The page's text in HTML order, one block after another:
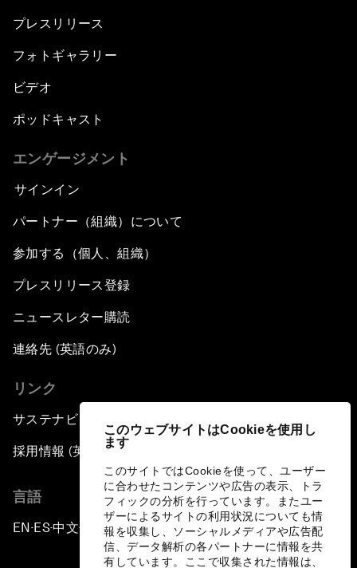
このウェブサイトはCookieを使用し
ます
このサイトではCookieを使って、ユーザー
に合わせたコンテンツや広告の表示、トラ
フィックの分析を行っています。またユー
ザーによるサイトの利用状況についても情
報を収集し、ソーシャルメディアや広告配
信、データ解析の各パートナーに情報を共
有しています。ここで収集された情報は、
プレスリリース
フォトギャラリー
ビデオ
ポッドキャスト
エンゲージメント
サインイン
パートナー（組織）について
参加する（個人、組織）
プレスリリース登録
ニュースレター購読
連絡先 (英語のみ)
リンク
サステナビリティへの取り組み
採用情報 (英語のみ)
言語
EN ▪ES▪中文▪ 日本語